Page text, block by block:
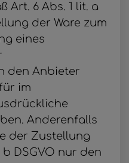
Art. 6 Abs. 1 lit. a
der Ware zum
eines
den Anbieter
im
Anderenfalls
der Zustellung
b DSGVO nur den